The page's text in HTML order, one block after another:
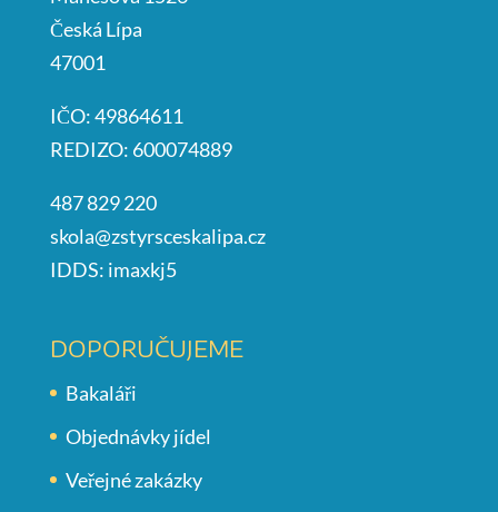
Česká Lípa
47001
IČO: 49864611
REDIZO: 600074889
487 829 220
skola@zstyrsceskalipa.cz
IDDS: imaxkj5
DOPORUČUJEME
Bakaláři
Objednávky jídel
Veřejné zakázky